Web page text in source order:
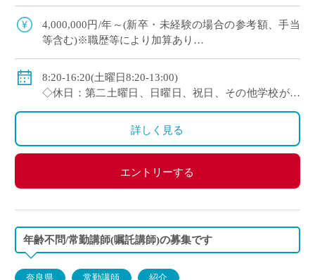
会で活躍する運動部を多数擁しながら […]
4,000,000円/年～(新卒・未経験の場合の参考額、手当
等含む)※職歴等により加算あり
・30歳(教諭・配偶者あり)：約660万円
・40歳(教諭・配偶者及び子２人)：約860万円
・50歳(教諭・配偶者及び子２人)：約940万円
◇賞与：有(過去実績3.55ヶ月分＋30万円)
◇保険：私学共済、雇用保険、労災保険
8:20-16:20(土曜日8:20-13:00)
◇休日：第二土曜日、日曜日、祝日、その他学校が定
詳しく見る
エントリーする
年齢不問/常勤講師(嘱託講師)の募集です
奈良県 常勤講師 紹介